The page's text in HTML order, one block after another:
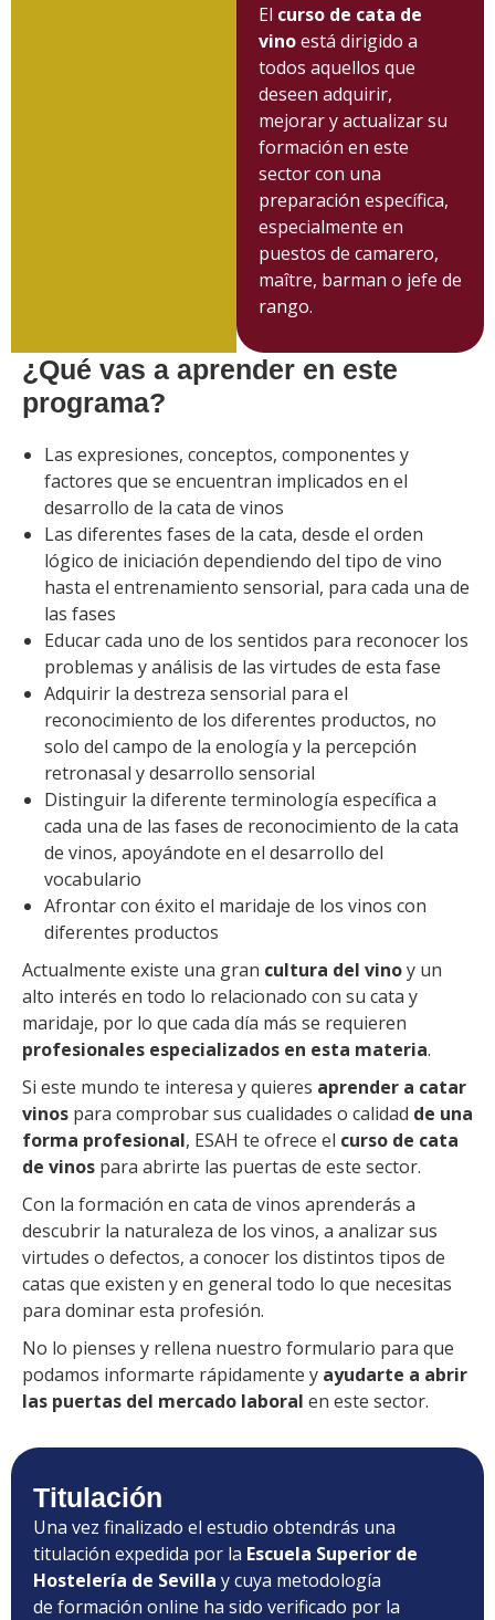
El curso de cata de
vinoestá dirigido a
todos aquellos que
deseen adquirir,
mejorar y actualizar su
formación en este
sector con una
preparación específica,
especialmente en
puestos de camarero,
maître, barman o jefe de
rango.
¿Qué vas a aprender en este
programa?
Las expresiones, conceptos, componentes y
factores que se encuentran implicados en el
desarrollo de la cata de vinos
Las diferentes fases de la cata, desde el orden
lógico de iniciación dependiendo del tipo de vino
hasta el entrenamiento sensorial, para cada una de
las fases
Educar cada uno de los sentidos para reconocer los
problemas y análisis de las virtudes de esta fase
Adquirir la destreza sensorial para el
reconocimiento de los diferentes productos, no
solo del campo de la enología y la percepción
retronasal y desarrollo sensorial
Distinguir la diferente terminología específica a
cada una de las fases de reconocimiento de la cata
de vinos, apoyándote en el desarrollo del
vocabulario
Afrontar con éxito el maridaje de los vinos con
diferentes productos
Actualmente existe una gran cultura del vinoy un
alto interés en todo lo relacionado con su cata y
maridaje, por lo que cada día más se requieren
profesionales especializados en esta materia.
Si este mundo te interesa y quieres aprender a catar
vinos para comprobar sus cualidades o calidad de una
forma profesional, ESAH te ofrece el curso de cata
de vinos para abrirte las puertas de este sector.
Con la formación en cata de vinos aprenderás a
descubrir la naturaleza de los vinos, a analizar sus
virtudes o defectos, a conocer los distintos tipos de
catas que existen y en general todo lo que necesitas
para dominar esta profesión.
No lo pienses y rellena nuestro formulario para que
podamos informarte rápidamente y ayudarte a abrir
las puertas del mercado laboral en este sector.
Titulación
Una vez finalizado el estudio obtendrás una
titulación expedida por la Escuela Superior de
Hostelería de Sevilla y cuya metodología
de formación online ha sido verificado por la